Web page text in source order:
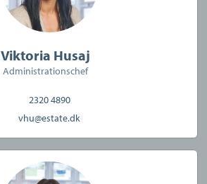
Viktoria Husaj
Administrationschef
2320 4890
vhu@estate.dk